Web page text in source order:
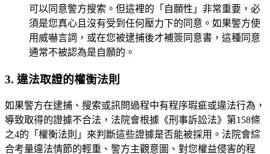
可以同意警方搜索。但這裡的「自願性」非常重要，必
須是您真心且沒有受到任何壓力下的同意。如果警方使
用威嚇言詞，或在您被逮捕後才補簽同意書，這種同意
通常不被認為是自願的。
3. 違法取證的權衡法則
如果警方在逮捕、搜索或訊問過程中有程序瑕疵或違法行為，
導致取得的證據不合法，法院會根據《刑事訴訟法》第158條
之4的「權衡法則」來判斷這些證據是否能被採用。法院會綜
合考量違法情節的輕重、警方主觀意圖、對您權益侵害的程